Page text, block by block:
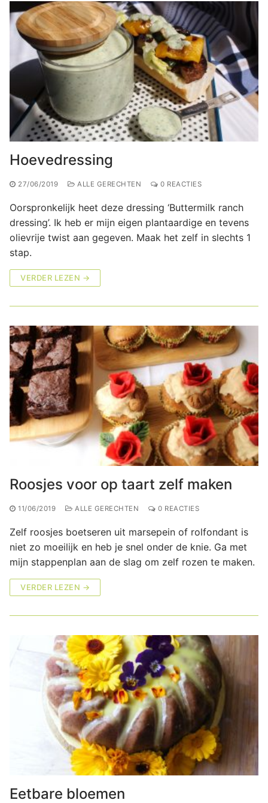
Hoevedressing
27/06/2019 ALLE GERECHTEN 0 REACTIES
Oorspronkelijk heet deze dressing ‘Buttermilk ranch
dressing’. Ik heb er mijn eigen plantaardige en tevens
olievrije twist aan gegeven. Maak het zelf in slechts 1
stap.
VERDER LEZEN →
Roosjes voor op taart zelf maken
11/06/2019 ALLE GERECHTEN 0 REACTIES
Zelf roosjes boetseren uit marsepein of rolfondant is
niet zo moeilijk en heb je snel onder de knie. Ga met
mijn stappenplan aan de slag om zelf rozen te maken.
VERDER LEZEN →
Eetbare bloemen